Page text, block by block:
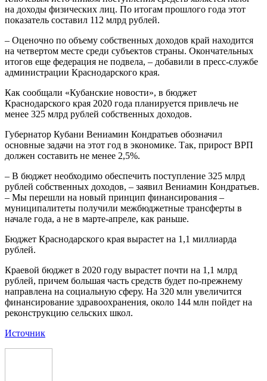
на доходы физических лиц. По итогам прошлого года этот
показатель составил 112 млрд рублей.
– Оценочно по объему собственных доходов край находится
на четвертом месте среди субъектов страны. Окончательных
итогов еще федерация не подвела, – добавили в пресс-службе
администрации Краснодарского края.
Как сообщали «Кубанские новости», в бюджет
Краснодарского края 2020 года планируется привлечь не
менее 325 млрд рублей собственных доходов.
Губернатор Кубани Вениамин Кондратьев обозначил
основные задачи на этот год в экономике. Так, прирост ВРП
должен составить не менее 2,5%.
– В бюджет необходимо обеспечить поступление 325 млрд
рублей собственных доходов, – заявил Вениамин Кондратьев.
– Мы перешли на новый принцип финансирования –
муниципалитеты получили межбюджетные трансферты в
начале года, а не в марте-апреле, как раньше.
Бюджет Краснодарского края вырастет на 1,1 миллиарда
рублей.
Краевой бюджет в 2020 году вырастет почти на 1,1 млрд
рублей, причем большая часть средств будет по-прежнему
направлена на социальную сферу. На 320 млн увеличится
финансирование здравоохранения, около 144 млн пойдет на
реконструкцию сельских школ.
Источник